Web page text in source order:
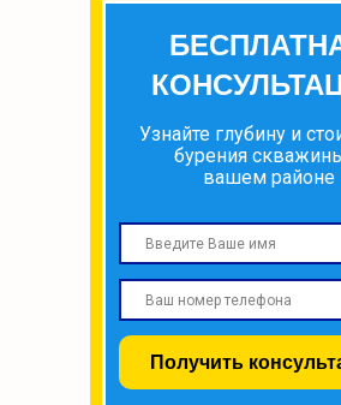
Узнайте глубину и
бурения
вашем районе
Получить